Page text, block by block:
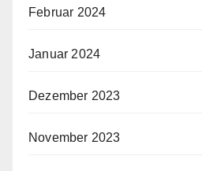
Februar 2024
Januar 2024
Dezember 2023
November 2023